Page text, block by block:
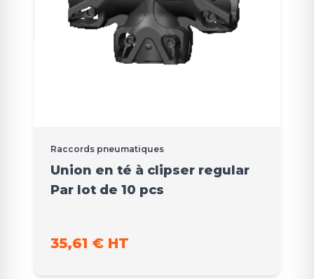
Raccords pneumatiques
Union en té à clipser regular
Par lot de 10 pcs
35,61 € HT